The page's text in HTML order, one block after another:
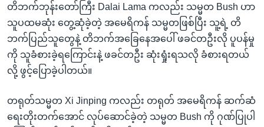
တိဘက်ဘုန်းတော်ကြီး Dalai Lama ကလည်း သမ္မတ Bush ဟာ
သူပထမဆုံး တွေ့ဆုံခဲ့တဲ့ အမေရိကန် သမ္မတဖြစ်ပြီး သူ့ရဲ့ တိ
ဘက်ပြည်သူတွေနဲ့ တိဘက်အခြေနေအပေါ် ဖခင်တဦးလို ပူပန်မှု
ကို သူခံစားခဲ့ရကြောင်းနဲ့ ဖခင်တဦး ဆုံးရှုံးရသလို ခံစားရတယ်
လို့ ဖွင့်ပြောခဲ့ပါတယ်။
တရုတ်သမ္မတ Xi Jinping ကလည်း တရုတ် အမေရိကန် ဆက်ဆံ
ရေးတိုးတက်အောင် လုပ်ဆောင်ခဲ့တဲ့ သမ္မတ Bush ကို ဂုဏ်ပြုပါ